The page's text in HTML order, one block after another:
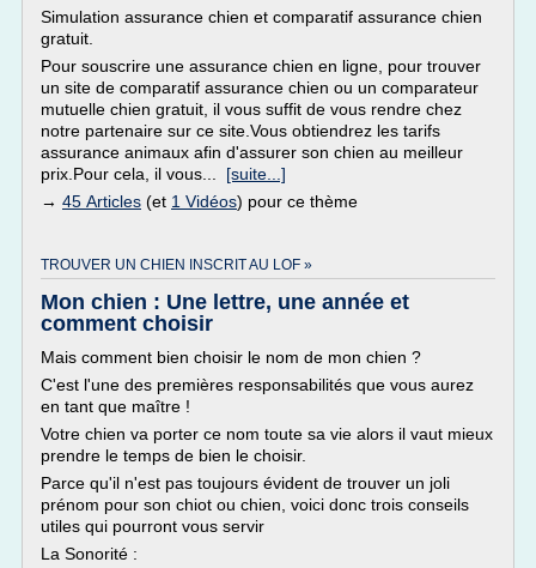
Simulation assurance chien et comparatif assurance chien
gratuit.
Pour souscrire une assurance chien en ligne, pour trouver
un site de comparatif assurance chien ou un comparateur
mutuelle chien gratuit, il vous suffit de vous rendre chez
notre partenaire sur ce site.Vous obtiendrez les tarifs
assurance animaux afin d'assurer son chien au meilleur
prix.Pour cela, il vous... [suite...]
→ 45 Articles (et 1 Vidéos) pour ce thème
TROUVER UN CHIEN INSCRIT AU LOF »
Mon chien : Une lettre, une année et
comment choisir
Mais comment bien choisir le nom de mon chien ?
C'est l'une des premières responsabilités que vous aurez
en tant que maître !
Votre chien va porter ce nom toute sa vie alors il vaut mieux
prendre le temps de bien le choisir.
Parce qu'il n'est pas toujours évident de trouver un joli
prénom pour son chiot ou chien, voici donc trois conseils
utiles qui pourront vous servir
La Sonorité :